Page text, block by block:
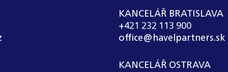
KANCELÁŘ BRATISLAVA
+421 232 113 900
office@havelpartners.sk
KANCELÁŘ OSTRAVA